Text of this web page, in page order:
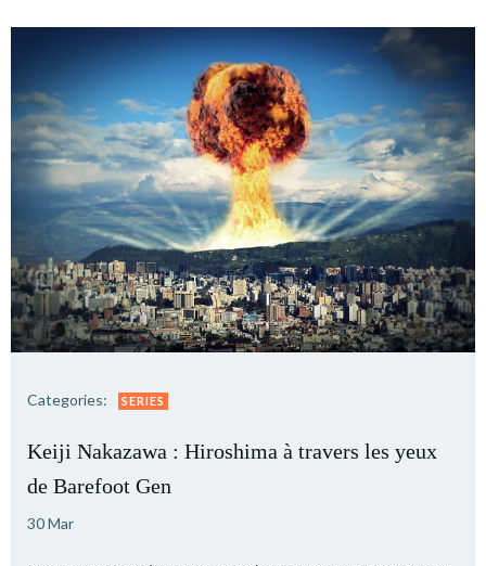
Categories: SERIES
Keiji Nakazawa : Hiroshima à travers les yeux
de Barefoot Gen
30 Mar